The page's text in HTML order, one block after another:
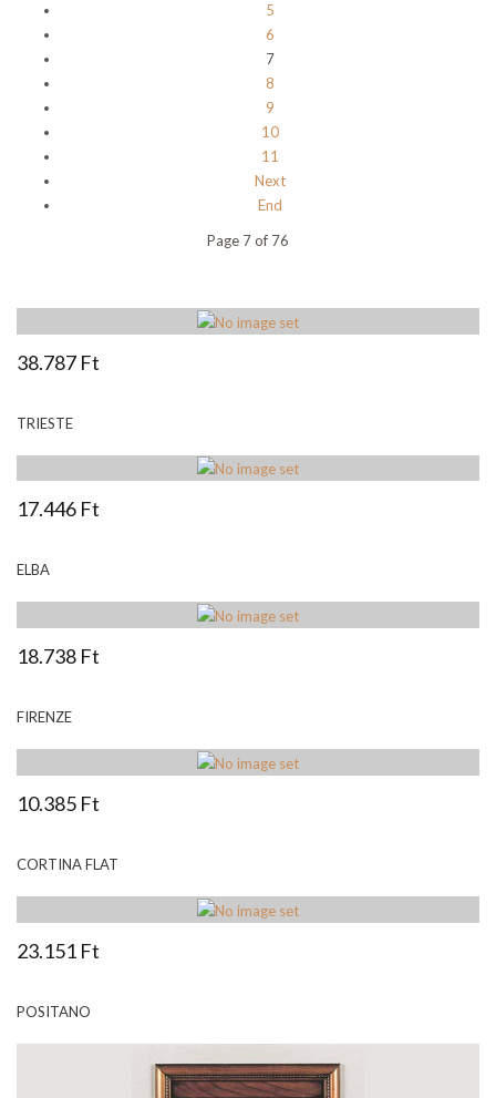
5
6
7
8
9
10
11
Next
End
Page 7 of 76
38.787 Ft
TRIESTE
17.446 Ft
ELBA
18.738 Ft
FIRENZE
10.385 Ft
CORTINA FLAT
23.151 Ft
POSITANO